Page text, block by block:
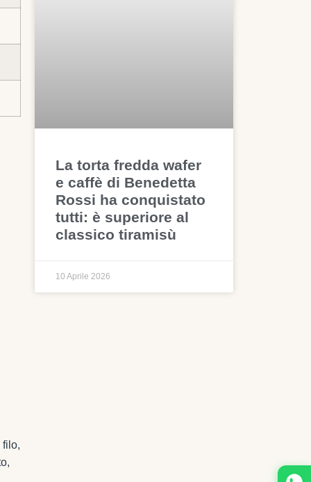
La torta fredda wafer
e caffè di Benedetta
Rossi ha conquistato
tutti: è superiore al
classico tiramisù
10 Aprile 2026
filo,